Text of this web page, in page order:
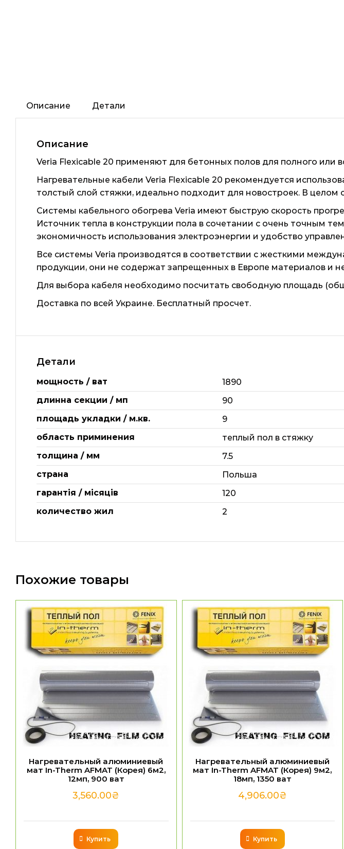
Описание Детали
Описание
Veria Flexicable 20 применяют для бетонных полов для полного или
Нагревательные кабели Veria Flexicable 20 рекомендуется
толстый слой стяжки, идеально подходит для новостроек. В целом
Системы кабельного обогрева Veria имеют быструю скорость
Источник тепла в конструкции пола в сочетании с очень точным
экономичность использования электроэнергии и удобство
Все системы Veria производятся в соответствии с жесткими
продукции, они не содержат запрещенных в Европе материалов и
Для выбора кабеля необходимо посчитать свободную площадь
Доставка по всей Украине. Бесплатный просчет.
Детали
мощность / ват
1890
длинна секции / мп
90
площадь укладки / м.кв.
9
область приминения
теплый пол в стяжку
толщина / мм
7.5
страна
Польша
гарантія / місяців
120
количество жил
2
Похожие товары
Нагревательный алюминиевый
мат In-Therm AFMAT (Корея) 6м2,
12мп, 900 ват
3,560.00₴
Купить
Нагревательный алюминиевый
мат In-Therm AFMAT (Корея) 9м2,
18мп, 1350 ват
4,906.00₴
Купить